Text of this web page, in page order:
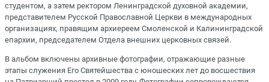
студентом, а затем ректором Ленинградской духовной академии,
представителем Русской Православной Церкви в международных
организациях, правящим архиереем Смоленской и Калининградской
епархии, председателем Отдела внешних церковных связей.
В альбом включены архивные фотографии, отражающие разные
этапы служения Его Святейшества с юношеских лет до восшествия